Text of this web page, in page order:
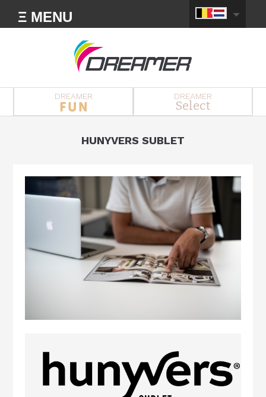
Ξ MENU
DREAMER DREAMER
Select
HUNYVERS SUBLET